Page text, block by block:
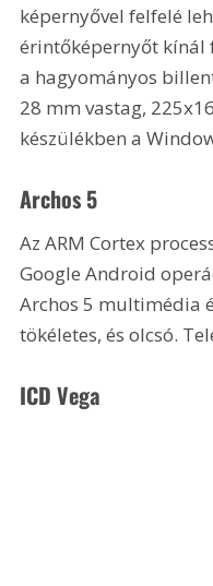
képernyővel felfelé
érintőképernyőt kínál
a hagyományos
28 mm vastag,
készülékben a
Archos 5
Az ARM Cortex
Google Android
Archos 5 multimédia
tökéletes, és olcsó.
ICD Vega